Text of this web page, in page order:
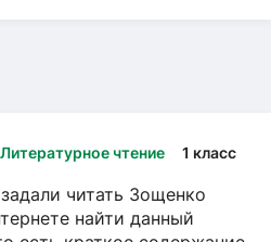
Литературное чтение 1 класс
читать Зощенко
найти данный